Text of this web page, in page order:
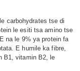
carbohydrates tse di
le esiti tsa amino tse
na le 9% ya protein fa
E humile ka fibre,
B1, vitamin B2, le